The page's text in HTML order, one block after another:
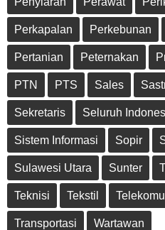
Perkapalan Perkebunan
Pertanian Peternakan
PTN PTS Sales
Sekretaris Seluruh
Sistem Informasi Sopir
Sulawesi Utara Sunter
Teknisi Tekstil
Transportasi Wartawan